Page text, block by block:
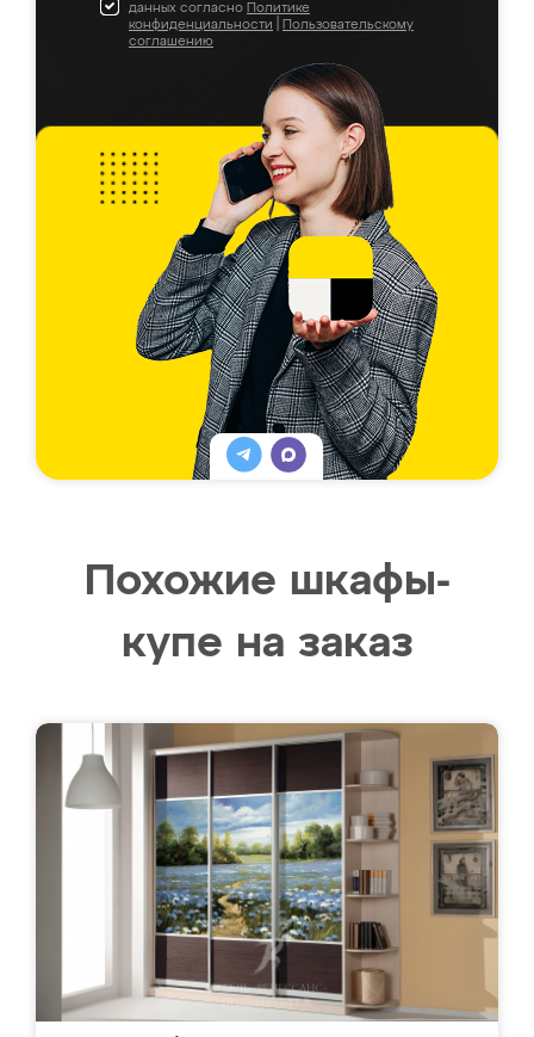
данных согласно Политике
конфиденциальности
Пользовательскому
соглашению
Похожие шкафы-
купе на заказ